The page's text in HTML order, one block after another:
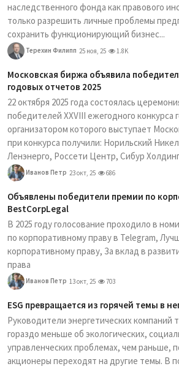
наследственного фонда как правового
только разрешить личные проблемы
сохранить функционирующий бизнес...
Терехин Филипп 25 ноя, 25 1.8K
Московская биржа объявила
годовых отчетов 2025
22 октября 2025 года состоялась
победителей XXVIII ежегодного конкурса
организатором которого выступает
при конкурса получили: Норильский
Ленэнерго, Россети Центр, Сибур
Иванов Петр 23 окт, 25 686
Объявлены победители премии по
BestCorpLegal
В 2025 году голосование проходило в
по корпоративному праву в Telegram,
корпоративному праву, За вклад в
права
Иванов Петр 13 окт, 25 703
ESG превращается из горячей темы в
Руководители энергетических компаний
гораздо меньше об экологических,
управленческих проблемах, чем раньше,
акционеры переходят на другие темы. В